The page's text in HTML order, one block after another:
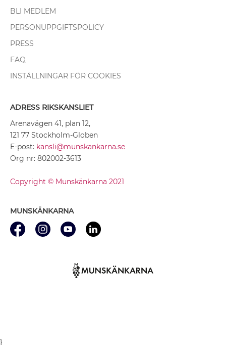
BLI MEDLEM
PERSONUPPGIFTSPOLICY
PRESS
FAQ
INSTÄLLNINGAR FÖR COOKIES
ADRESS RIKSKANSLIET
Arenavägen 41, plan 12,
121 77 Stockholm-Globen
E-post: kansli@munskankarna.se
Org nr: 802002-3613
Copyright © Munskänkarna 2021
MUNSKÄNKARNA
}